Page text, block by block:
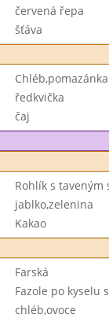
červená řepa
šťáva
ředkvička
čaj
Rohlík s taveným
jablko,zelenina
Kakao
Farská
Fazole po kyselu
chléb,ovoce